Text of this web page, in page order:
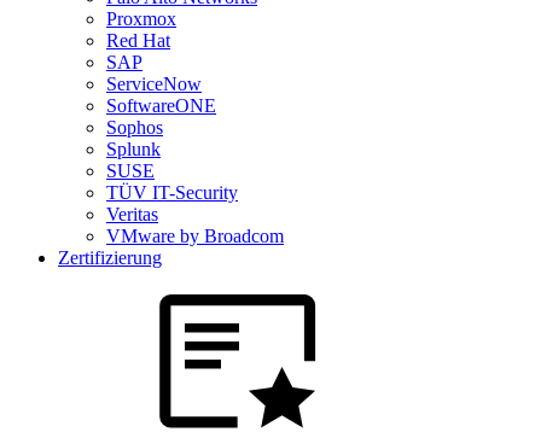
Proxmox
Red Hat
SAP
ServiceNow
SoftwareONE
Sophos
Splunk
SUSE
TÜV IT-Security
Veritas
VMware by Broadcom
Zertifizierung